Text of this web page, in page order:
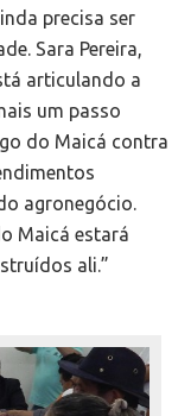
precisa ser
Sara Pereira,
articulando a
um passo
do Maicá contra
agronegócio.
Maicá estará
ali.”